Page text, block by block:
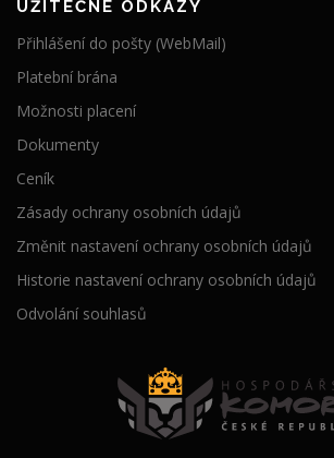
UŽITEČNÉ ODKAZY
Přihlášení do pošty (WebMail)
Platební brána
Možnosti placení
Dokumenty
Ceník
Zásady ochrany osobních údajů
Změnit nastavení ochrany osobních údajů
Historie nastavení ochrany osobních údajů
Odvolání souhlasů